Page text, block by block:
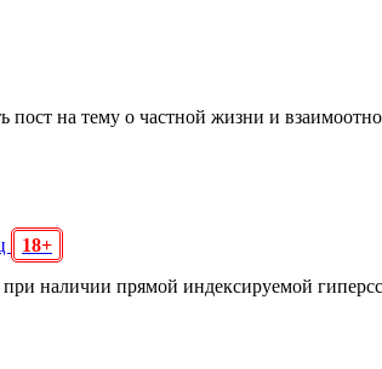
на тему о частной жизни и
18+
наличии прямой индексируемой